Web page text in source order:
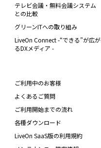
テレビ会議・無料会議システム
との比較
グリーンITへの取り組み
LiveOn Connect -“できる”が広が
るDXメディア -
ご利用中のお客様
よくあるご質問
ご利用開始までの流れ
各種ダウンロード
LiveOn SaaS版の利用規約